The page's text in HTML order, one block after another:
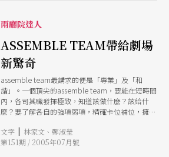
兩廳院達人
ASSEMBLE TEAM帶給劇場
新驚奇
assemble team最講求的便是「專業」及「和
諧」。一個頂尖的assemble team，要能在短時間
內，各司其職發揮極致，知道該做什麼？該給什
麼？要了解各自的強項弱項，精確卡位補位，擁有
量的新格局，是一種一加一大於二的做法及挑戰。
《戀人絮語》無疑展現了assemble team的最大魅
文字 | 林家文、鄭淑瑩
第151期 / 2005年07月號